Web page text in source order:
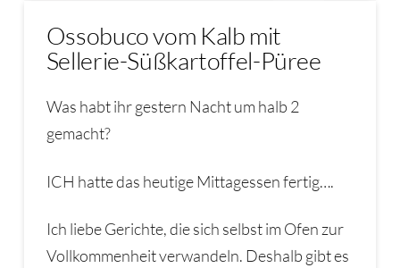
Ossobuco vom Kalb mit
Sellerie-Süßkartoffel-Püree
Was habt ihr gestern Nacht um halb 2
gemacht?
ICH hatte das heutige Mittagessen fertig….
Ich liebe Gerichte, die sich selbst im Ofen zur
Vollkommenheit verwandeln. Deshalb gibt es